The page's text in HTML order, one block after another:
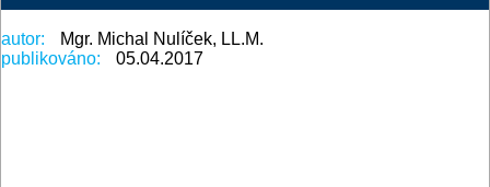
autor:
Mgr. Michal Nulíček, LL.M.
publikováno:
05.04.2017